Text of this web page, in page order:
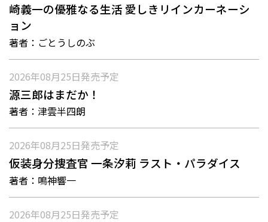
崎義一の優雅なる生活 愛しきリインカーネーシ
ョン
著者： ごとうしのぶ
2026年08月25日発売予定
源三郎はまだか！
著者： 津雲半四朗
2026年08月25日発売予定
仮装身分捜査官 一条汐莉 ラスト・パラダイス
著者： 鳴神響一
2026年08月25日発売予定